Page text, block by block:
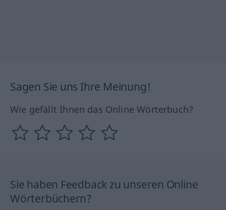
Sagen Sie uns Ihre Meinung!
Wie gefällt Ihnen das Online Wörterbuch?
Sie haben Feedback zu unseren Online
Wörterbüchern?